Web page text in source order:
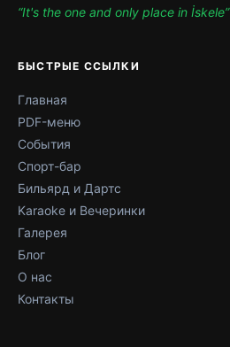
“It's the one and only place in İskele”
БЫСТРЫЕ ССЫЛКИ
Главная
PDF-меню
События
Спорт-бар
Бильярд и Дартс
Karaoke и Вечеринки
Галерея
Блог
О нас
Контакты